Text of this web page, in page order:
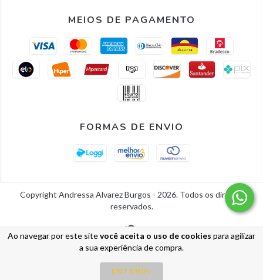
Ao navegar por este sitevocê aceita o uso de cookies para agilizar
a sua experiência de compra.
ENTENDI
MEIOS DE PAGAMENTO
FORMAS DE ENVIO
Copyright Andressa Alvarez Burgos - 2026. Todos os direitos
reservados.